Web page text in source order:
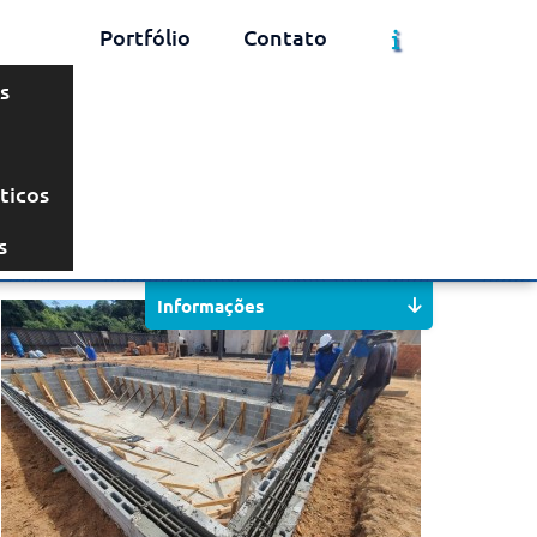
Portfólio Contato
Solicite um Orçamento
Informações